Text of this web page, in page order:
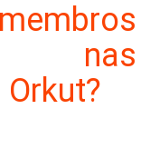
nas